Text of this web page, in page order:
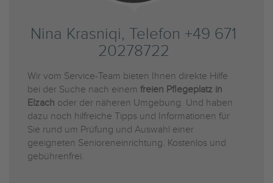
Nina Krasniqi, Telefon +49 671
20278722
Wir vom Service-Team bieten Ihnen direkte Hilfe
bei der Suche nach einem freien Pflegeplatz in
Elzach oder der näheren Umgebung. Und haben
dazu noch hilfreiche Tipps und Informationen für
Sie rund um Prüfung und Auswahl einer
geeigneten Senioreneinrichtung. Kostenlos und
gebührenfrei.